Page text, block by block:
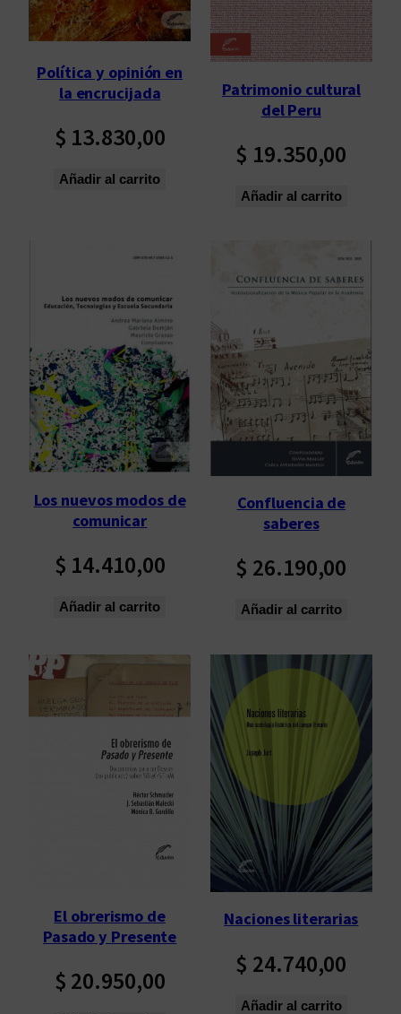
Política y opinión en
la encrucijada
$ 13.830,00
Añadir al carrito
Patrimonio cultural
del Peru
$ 19.350,00
Añadir al carrito
Los nuevos modos de
comunicar
$ 14.410,00
Añadir al carrito
Confluencia de
saberes
$ 26.190,00
Añadir al carrito
El obrerismo de
Pasado y Presente
$ 20.950,00
Naciones literarias
$ 24.740,00
Añadir al carrito